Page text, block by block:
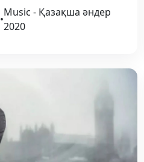
•
Music - Қазақша әндер
2020